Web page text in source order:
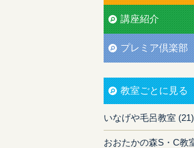
講座紹介
プレミア倶楽部
教室ごとに見る
いなげや毛呂教室 (21)
おおたかの森S・C教